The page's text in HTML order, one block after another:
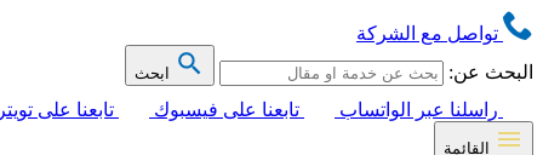
تواصل مع الشركة
البحث عن:
ابحث
راسلنا عبر الواتساب تابعنا على فيسبوك تابعنا على تويتر
القائمة